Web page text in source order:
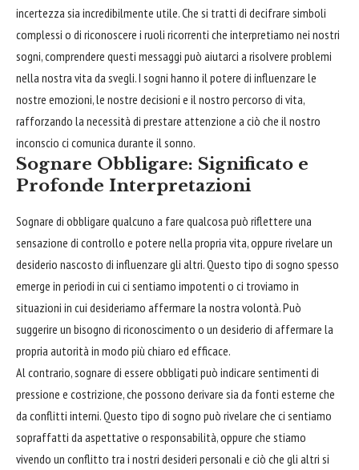
incertezza sia incredibilmente utile. Che si tratti di decifrare simboli
complessi o di riconoscere i ruoli ricorrenti che interpretiamo nei nostri
sogni, comprendere questi messaggi può aiutarci a risolvere problemi
nella nostra vita da svegli. I sogni hanno il potere di influenzare le
nostre emozioni, le nostre decisioni e il nostro percorso di vita,
rafforzando la necessità di prestare attenzione a ciò che il nostro
inconscio ci comunica durante il sonno.
Sognare Obbligare: Significato e
Profonde Interpretazioni
Sognare di obbligare qualcuno a fare qualcosa può riflettere una
sensazione di controllo e potere nella propria vita, oppure rivelare un
desiderio nascosto di influenzare gli altri. Questo tipo di sogno spesso
emerge in periodi in cui ci sentiamo impotenti o ci troviamo in
situazioni in cui desideriamo affermare la nostra volontà. Può
suggerire un bisogno di riconoscimento o un desiderio di affermare la
propria autorità in modo più chiaro ed efficace.
Al contrario, sognare di essere obbligati può indicare sentimenti di
pressione e costrizione, che possono derivare sia da fonti esterne che
da conflitti interni. Questo tipo di sogno può rivelare che ci sentiamo
sopraffatti da aspettative o responsabilità, oppure che stiamo
vivendo un conflitto tra i nostri desideri personali e ciò che gli altri si